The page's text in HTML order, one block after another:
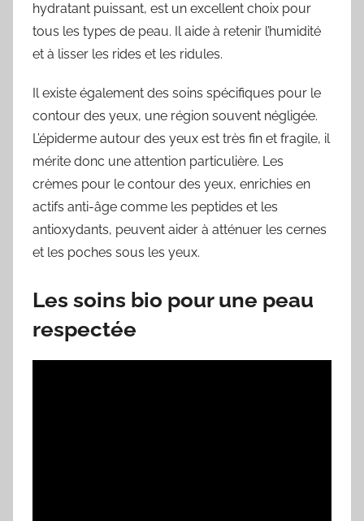
hydratant puissant, est un excellent choix pour
tous les types de peau. Il aide à retenir l’humidité
et à lisser les rides et les ridules.
Il existe également des soins spécifiques pour le
contour des yeux, une région souvent négligée.
L’épiderme autour des yeux est très fin et fragile, il
mérite donc une attention particulière. Les
crèmes pour le contour des yeux, enrichies en
actifs anti-âge comme les peptides et les
antioxydants, peuvent aider à atténuer les cernes
et les poches sous les yeux.
Les soins bio pour une peau
respectée